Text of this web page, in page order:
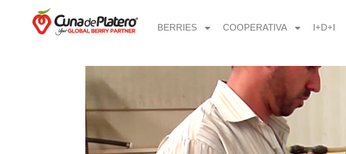
BERRIES COOPERATIVA I+D+I